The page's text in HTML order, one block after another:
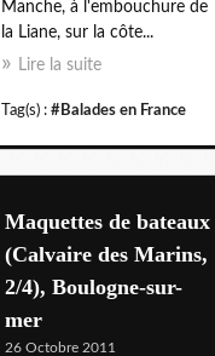
Manche, à l'embouchure de
la Liane, sur la côte...
Lire la suite
Tag(s) : #Balades en France
Maquettes de bateaux
(Calvaire des Marins,
2/4), Boulogne-sur-
mer
26 Octobre 2011